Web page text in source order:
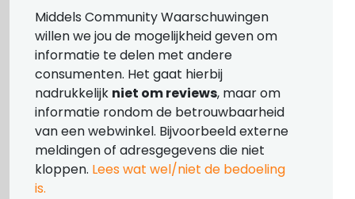
Middels Community Waarschuwingen
willen we jou de mogelijkheid geven om
informatie te delen met andere
consumenten. Het gaat hierbij
nadrukkelijk niet om reviews, maar om
informatie rondom de betrouwbaarheid
van een webwinkel. Bijvoorbeeld externe
meldingen of adresgegevens die niet
kloppen. Lees wat wel/niet de bedoeling
is.